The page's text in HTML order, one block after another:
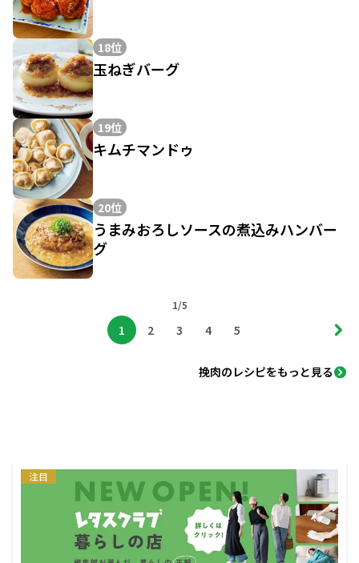
18位
玉ねぎバーグ
19位
キムチマンドゥ
20位
うまみおろしソースの煮込みハンバー
グ
1/5
1 2 3 4 5
挽肉のレシピをもっと見る
注目